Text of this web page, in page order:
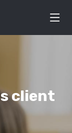
client